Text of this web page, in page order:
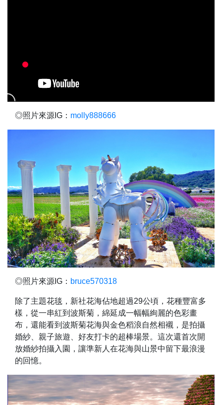
◎照片來源IG： molly888666
◎照片來源IG： bruce570318
除了主題花毯，新社花海佔地超過29公頃，花種豐富多
樣，從一串紅到波斯菊，綿延成一幅幅絢麗的色彩畫
布，還能看到波斯菊花海與金色稻浪自然相襯，是拍攝
婚紗、親子旅遊、好友打卡的超棒場景。這次還首次開
放婚紗拍攝入園，讓準新人在花海與山景中留下最浪漫
的回憶。